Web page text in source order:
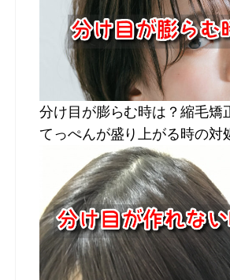
分け目が膨らむ時は？縮毛矯
てっぺんが盛り上がる時の対